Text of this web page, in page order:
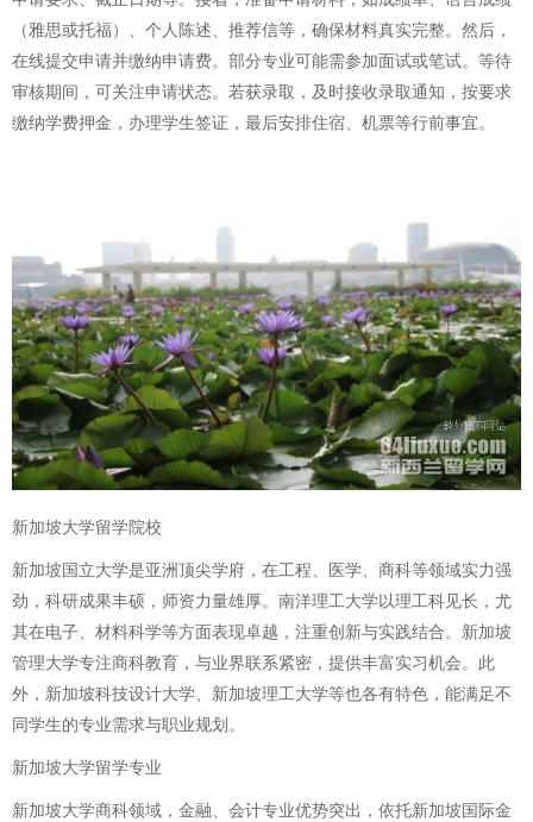
（雅思或托福）、个人陈述、推荐信等，确保材料真实完整。然后，
在线提交申请并缴纳申请费。部分专业可能需参加面试或笔试。等待
审核期间，可关注申请状态。若获录取，及时接收录取通知，按要求
缴纳学费押金，办理学生签证，最后安排住宿、机票等行前事宜。
新加坡大学留学院校
新加坡国立大学是亚洲顶尖学府，在工程、医学、商科等领域实力强
劲，科研成果丰硕，师资力量雄厚。南洋理工大学以理工科见长，尤
其在电子、材料科学等方面表现卓越，注重创新与实践结合。新加坡
管理大学专注商科教育，与业界联系紧密，提供丰富实习机会。此
外，新加坡科技设计大学、新加坡理工大学等也各有特色，能满足不
同学生的专业需求与职业规划。
新加坡大学留学专业
新加坡大学商科领域，金融、会计专业优势突出，依托新加坡国际金